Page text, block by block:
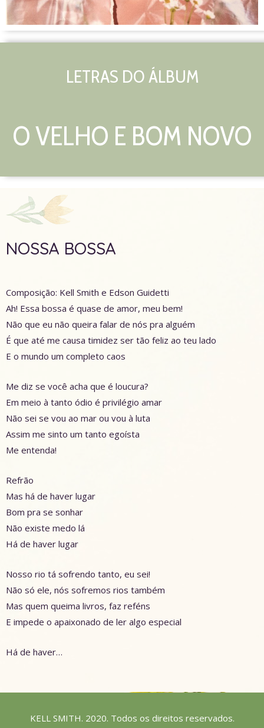
LETRAS DO ÁLBUM
O VELHO E BOM NOVO
NOSSA BOSSA
Composição: Kell Smith e Edson Guidetti
Ah! Essa bossa é quase de amor, meu bem!
Não que eu não queira falar de nós pra alguém
É que até me causa timidez ser tão feliz ao teu lado
E o mundo um completo caos
Me diz se você acha que é loucura?
Em meio à tanto ódio é privilégio amar
Não sei se vou ao mar ou vou à luta
Assim me sinto um tanto egoísta
Me entenda!
Refrão
Mas há de haver lugar
Bom pra se sonhar
Não existe medo lá
Há de haver lugar
Nosso rio tá sofrendo tanto, eu sei!
Não só ele, nós sofremos rios também
Mas quem queima livros, faz reféns
E impede o apaixonado de ler algo especial
Há de haver…
KELL SMITH. 2020. Todos os direitos reservados.